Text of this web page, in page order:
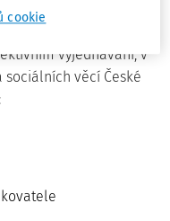
vyjednávání, v
věcí České
cookie